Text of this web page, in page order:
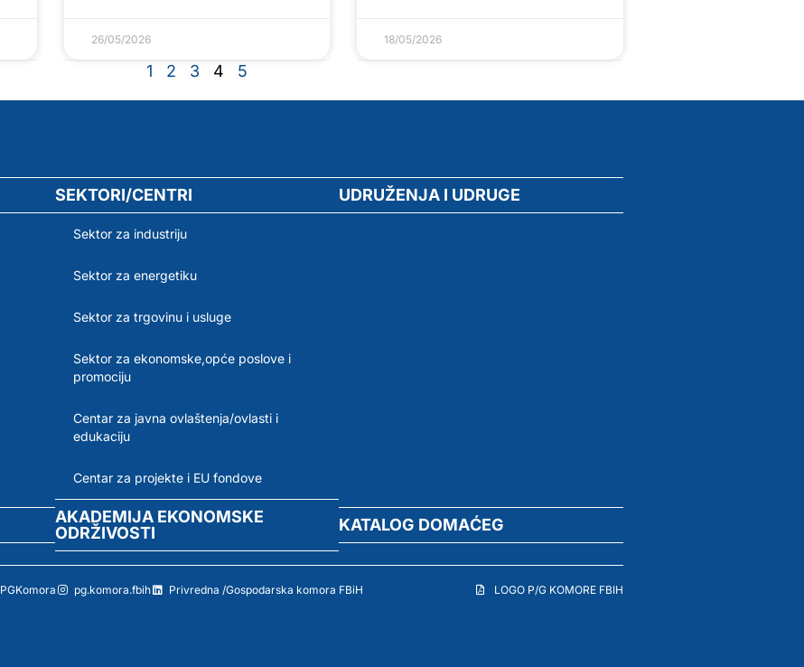
26/05/2026 18/05/2026
1 2 3 4 5
SEKTORI/CENTRI
Sektor za industriju
Sektor za energetiku
Sektor za trgovinu i usluge
Sektor za ekonomske,opće poslove i
promociju
Centar za javna ovlaštenja/ovlasti i
edukaciju
Centar za projekte i EU fondove
UDRUŽENJA I UDRUGE
AKADEMIJA EKONOMSKE
ODRŽIVOSTI
KATALOG DOMAĆEG
PGKomora pg.komora.fbih Privredna /Gospodarska komora FBiH
LOGO P/G KOMORE FBIH